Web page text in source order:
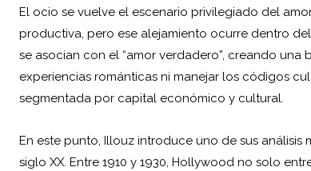
El ocio se vuelve el escenario privilegiado del
productiva, pero ese alejamiento ocurre dentro
se asocian con el “amor verdadero”, creando
experiencias románticas ni manejar los códigos
segmentada por capital económico y cultural.
En este punto, Illouz introduce uno de sus
siglo XX. Entre 1910 y 1930, Hollywood no solo